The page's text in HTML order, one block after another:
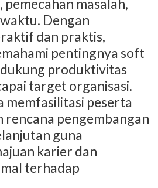
masalah,
Dengan
dan praktis,
pentingnya soft
produktivitas
target organisasi.
memfasilitasi peserta
rencana pengembangan
guna
karier dan
terhadap